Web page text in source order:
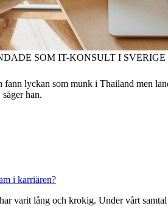
SOM IT-KONSULT I SVERIGE
lyckan som munk i Thailand men
han.
i karriären?
varit lång och krokig. Under vårt